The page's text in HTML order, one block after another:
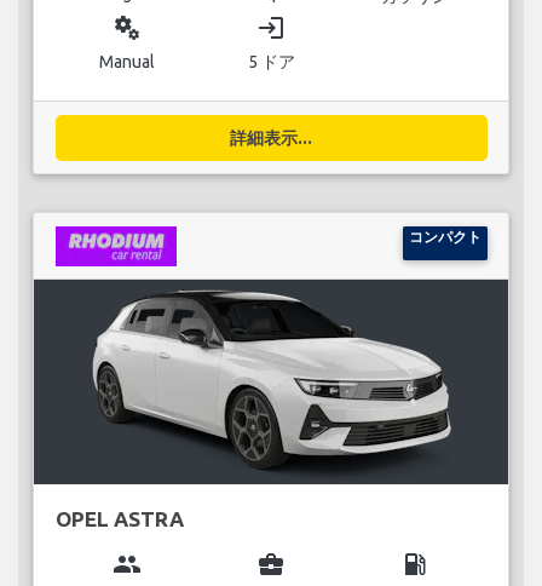
miscellaneous_services
Manual
login
5 ドア
詳細表示...
コンパクト
OPEL ASTRA
group business_center local_gas_station